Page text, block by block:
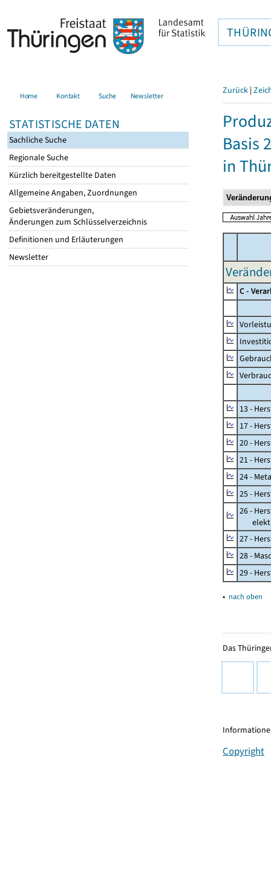
Home Kontakt Suche Newsletter
STATISTISCHE DATEN
Sachliche Suche
Regionale Suche
Kürzlich bereitgestellte Daten
Allgemeine Angaben, Zuordnungen
Gebietsveränderungen,
Änderungen zum Schlüsselverzeichnis
Definitionen und Erläuterungen
Newsletter
Zurück |
Basis
in
C -
13 -
17 -
20 -
21 -
24 -
25 -
26 -
27 -
28 -
29 -
▴ nach oben
Das
Copyright